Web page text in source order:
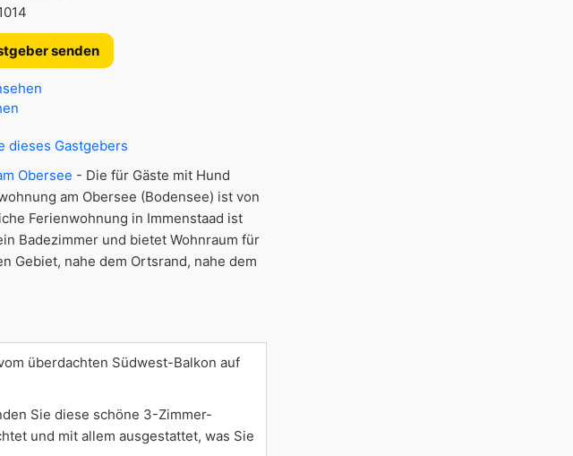
senden
dieses Gastgebers
Obersee - Die für Gäste mit Hund
am Obersee (Bodensee) ist von
Ferienwohnung in Immenstaad ist
Badezimmer und bietet Wohnraum für
Gebiet, nahe dem Ortsrand, nahe dem
überdachten Südwest-Balkon auf
Sie diese schöne 3-Zimmer-
und mit allem ausgestattet, was Sie